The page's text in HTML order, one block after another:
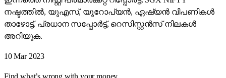
നഷ്ടത്തിൽ, യുഎസ്, യൂറോപ്യൻ, ഏഷ്യൻ വിപണികൾ
താഴോട്ട്. പ്രധാന സപ്പോർട്ട്, റെസിസ്റ്റൻസ് നിലകൾ
അറിയുക.
10 Mar 2023
Find what’s wrong with your money.